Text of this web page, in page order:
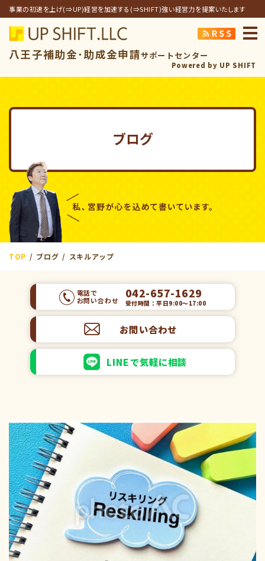
事業の初速を上げ(⇒UP)経営を加速する(⇒SHIFT)強い経営力を提案いたします
アップシフト合
八王子補助金･助成金申請サポートセンター
Powered by UP SHIFT
ブログ
TOP ブログ スキルアップ
電話で
お問い合わせ
042-657-1629
受付時間：平日9:00～17:00
お問い合わせ
LINEで気軽に相談